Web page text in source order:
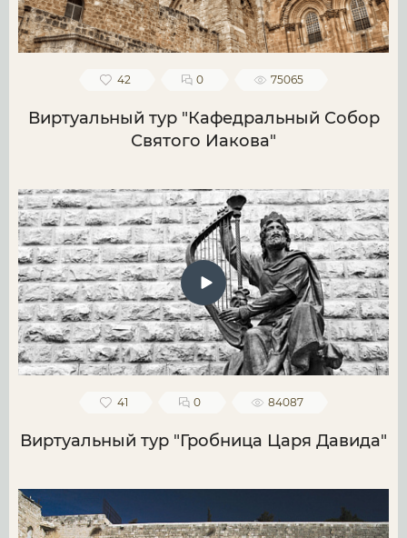
42 0 75065
Виртуальный тур "Кафедральный Собор
Святого Иакова"
41 0 84087
Виртуальный тур "Гробница Царя Давида"